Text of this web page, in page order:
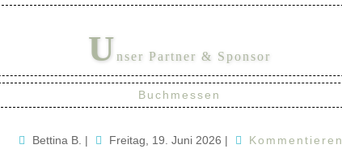
Unser Partner & Sponsor
Buchmessen
Bettina B. | Freitag, 19. Juni 2026 | Kommentieren